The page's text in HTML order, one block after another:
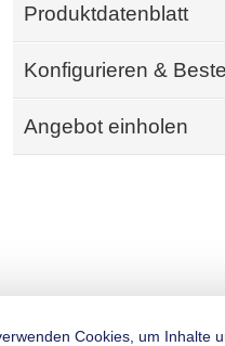
Produktdatenblatt
Konfigurieren &
Angebot einholen
Cookies, um Inhalte